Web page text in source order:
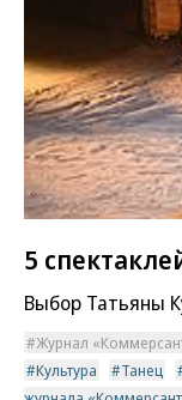
5
Выбор Татьяны
Журнал
Культура
Танец